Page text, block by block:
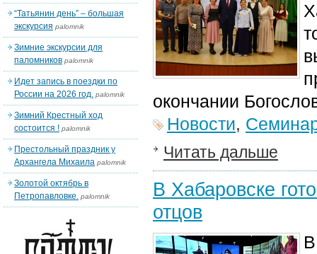
окончании
Новости,
Читать дальше
В Хабаровске
отцов
“Татьянин день” – большая
экскурсия palomnik
Зимние экскурсии для
паломников palomnik
Идет запись в поездки по
России на 2026 год. palomnik
Зимний Крестный ход
состоится ! palomnik
Престольный праздник у
Архангела Михаила palomnik
Золотой октябрь в
Петропавловке. palomnik